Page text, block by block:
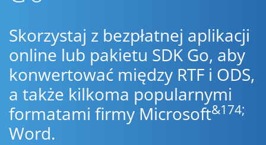
Skorzystaj z bezpłatnej aplikacji
online lub pakietu SDK Go, aby
konwertować między RTF i ODS,
a także kilkoma popularnymi
formatami firmy Microsoft&174;
Word.